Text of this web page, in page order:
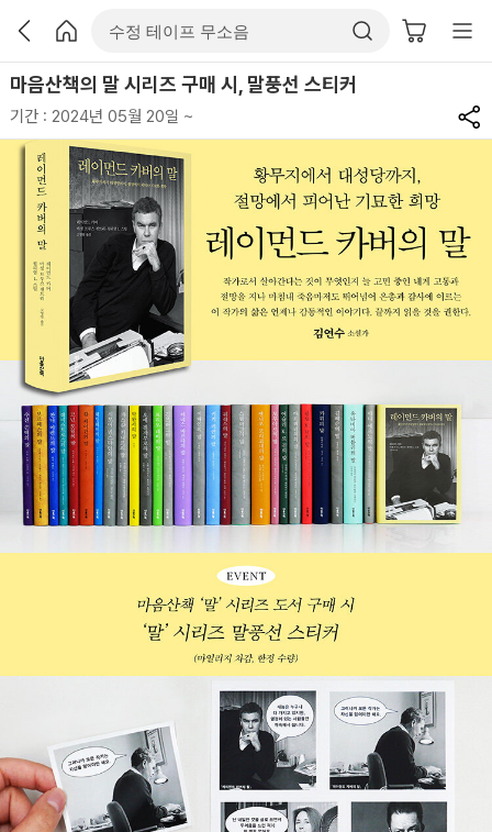
마음산책의 말 시리즈 구매 시, 말풍선 스티커
기간 : 2024년 05월 20일 ~